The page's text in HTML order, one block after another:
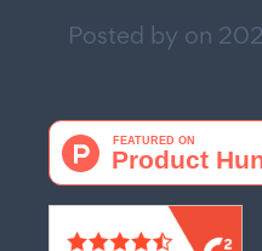
Posted by on